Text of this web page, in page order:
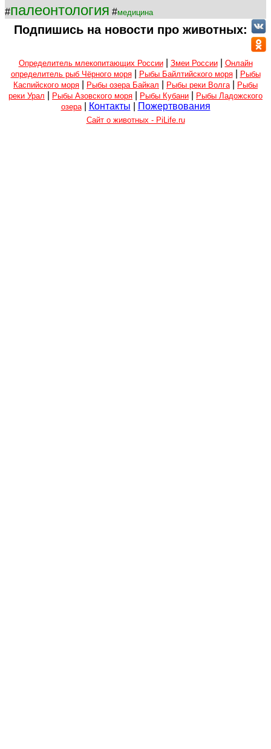
#палеонтология #медицина
Подпишись на новости про животных:
Определитель млекопитающих России| Змеи России| Онлайн
определитель рыб Чёрного моря| Рыбы Байлтийского моря|
Рыбы
Каспийского моря
Рыбы озера Байкал Рыбы реки Волга
Рыбы
реки Урал
Рыбы Азовского моря Рыбы Кубани
Рыбы Ладожского
озера| Контакты Пожертвования
Сайт о животных - PiLife.ru